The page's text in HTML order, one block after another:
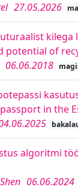
27.05.2026
kilega
potential of
06.06.2018
in the
algoritmi
06.06.2024